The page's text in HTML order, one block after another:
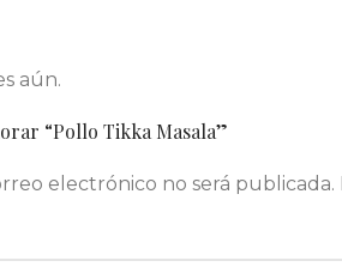
aún.
“Pollo Tikka Masala”
electrónico no será publicada.